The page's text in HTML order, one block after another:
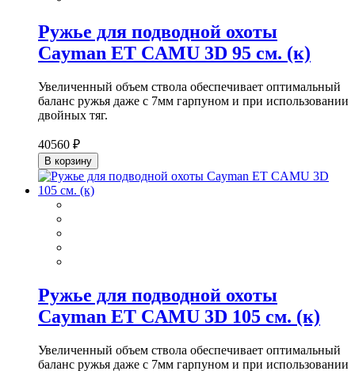
Ружье для подводной охоты
Cayman ET CAMU 3D 95 см. (к)
Увеличенный объем ствола обеспечивает оптимальный
баланс ружья даже с 7мм гарпуном и при использовании
двойных тяг.
40560 ₽
В корзину
Ружье для подводной охоты
Cayman ET CAMU 3D 105 см. (к)
Увеличенный объем ствола обеспечивает оптимальный
баланс ружья даже с 7мм гарпуном и при использовании